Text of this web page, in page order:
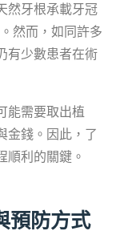
然牙根承載牙冠
。然而，如同許多
有少數患者在術
能需要取出植
金錢。因此，了
順利的關鍵。
預防方式